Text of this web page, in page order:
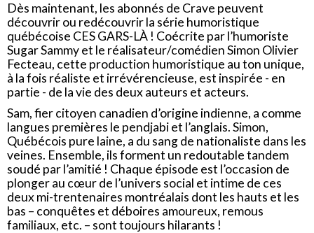
Dès maintenant, les abonnés de Crave peuvent
découvrir ou redécouvrir la série humoristique
québécoise CES GARS-LÀ ! Coécrite par l’humoriste
Sugar Sammy et le réalisateur/comédien Simon Olivier
Fecteau, cette production humoristique au ton unique,
à la fois réaliste et irrévérencieuse, est inspirée - en
partie - de la vie des deux auteurs et acteurs.
Sam, fier citoyen canadien d’origine indienne, a comme
langues premières le pendjabi et l’anglais. Simon,
Québécois pure laine, a du sang de nationaliste dans les
veines. Ensemble, ils forment un redoutable tandem
soudé par l’amitié ! Chaque épisode est l’occasion de
plonger au cœur de l’univers social et intime de ces
deux mi-trentenaires montréalais dont les hauts et les
bas – conquêtes et déboires amoureux, remous
familiaux, etc. – sont toujours hilarants !